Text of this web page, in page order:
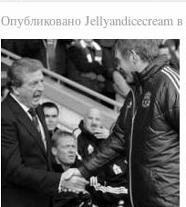
Опубликовано Jellyandicecream